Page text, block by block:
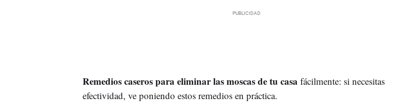
Remedios caseros para eliminar las moscas de tu casa fácilmente: si necesitas
efectividad, ve poniendo estos remedios en práctica.